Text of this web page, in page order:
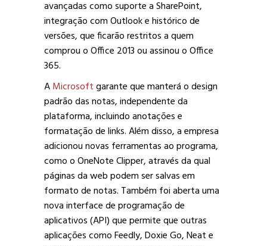
avançadas como suporte a SharePoint,
integração com Outlook e histórico de
versões, que ficarão restritos a quem
comprou o Office 2013 ou assinou o Office
365.
AMicrosoftgarante que manterá o design
padrão das notas, independente da
plataforma, incluindo anotações e
formatação de links. Além disso, a empresa
adicionou novas ferramentas ao programa,
como o OneNote Clipper, através da qual
páginas da web podem ser salvas em
formato de notas. Também foi aberta uma
nova interface de programação de
aplicativos (API) que permite que outras
aplicações como Feedly, Doxie Go, Neat e